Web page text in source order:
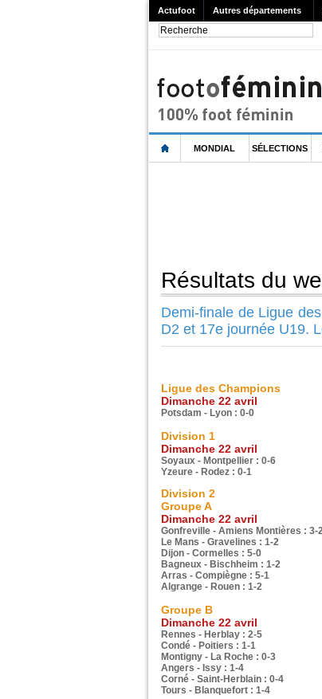
Actufoot Autres départements
MONDIAL SÉLECTIONS
Résultats du
Demi-finale de Ligue
D2 et 17e journée U19.
Ligue des Champions
Dimanche 22 avril
Potsdam - Lyon : 0-0
Division 1
Dimanche 22 avril
Soyaux - Montpellier : 0-6
Yzeure - Rodez : 0-1
Division 2
Groupe A
Dimanche 22 avril
Gonfreville - Amiens Montières : 3-
Le Mans - Gravelines : 1-2
Dijon - Cormelles : 5-0
Bagneux - Bischheim : 1-2
Arras - Compiègne : 5-1
Algrange - Rouen : 1-2
Groupe B
Dimanche 22 avril
Rennes - Herblay : 2-5
Condé - Poitiers : 1-1
Montigny - La Roche : 0-3
Angers - Issy : 1-4
Corné - Saint-Herblain : 0-4
Tours - Blanquefort : 1-4